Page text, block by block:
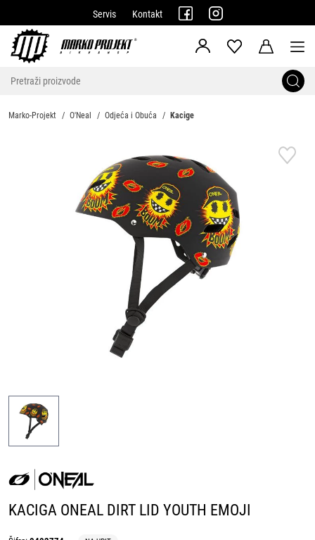
Servis Kontakt
Marko-Projekt O'Neal Odjeća i Obuća Kacige
KACIGA ONEAL DIRT LID YOUTH EMOJI